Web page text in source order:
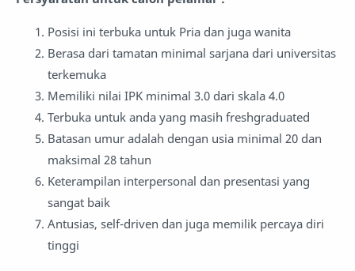
Posisi ini terbuka untuk Pria dan juga wanita
Berasa dari tamatan minimal sarjana dari universitas
terkemuka
Memiliki nilai IPK minimal 3.0 dari skala 4.0
Terbuka untuk anda yang masih freshgraduated
Batasan umur adalah dengan usia minimal 20 dan
maksimal 28 tahun
Keterampilan interpersonal dan presentasi yang
sangat baik
Antusias, self-driven dan juga memilik percaya diri
tinggi